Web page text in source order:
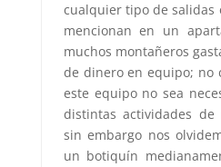
cualquier tipo de salidas
mencionan en un
muchos montañeros
de dinero en equipo; no
este equipo no sea
distintas actividades
sin embargo nos
un botiquín